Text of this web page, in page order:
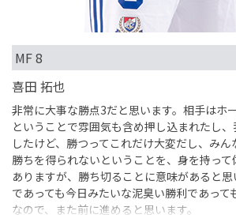
MF 8
喜田 拓也
非常に大事な勝点3だと思います。相手はホ
ということで雰囲気も含め押し込まれたし
したけど、勝つってこれだけ大変だし、み
勝ちを得られないということを、身を持っ
ありますが、勝ち切ることに意味があると
であっても今日みたいな泥臭い勝利であって
なので、また前に進めると思います。